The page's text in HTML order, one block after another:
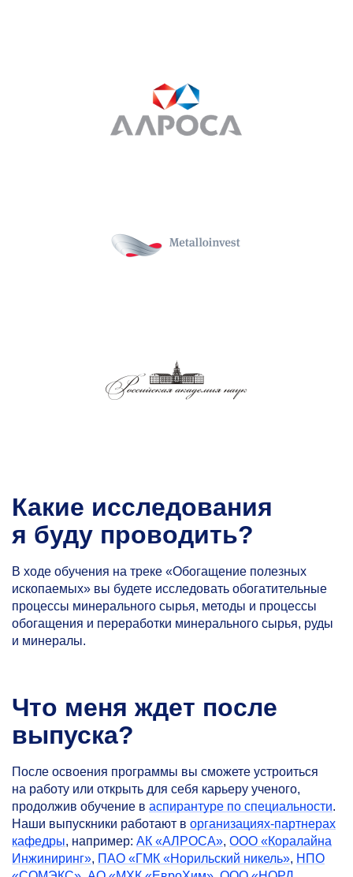
Какие исследования
я буду проводить?
В ходе обучения на треке «Обогащение полезных
ископаемых» вы будете исследовать обогатительные
процессы минерального сырья, методы и процессы
обогащения и переработки минерального сырья, руды
и минералы.
Что меня ждет после
выпуска?
После освоения программы вы сможете устроиться
на работу или открыть для себя карьеру ученого,
продолжив обучение в аспирантуре по специальности.
Наши выпускники работают в организациях-партнерах
кафедры, например: АК «АЛРОСА», ООО «Коралайна
Инжиниринг», ПАО «ГМК «Норильский никель», НПО